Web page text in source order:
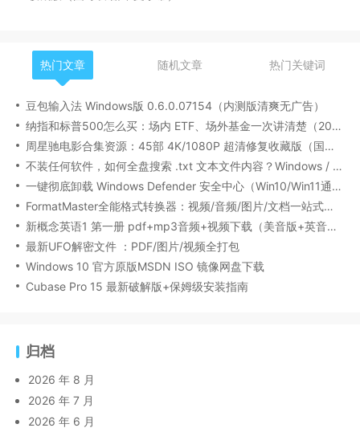
热门文章 随机文章 热门关键词
豆包输入法 Windows版 0.6.0.07154（内测版清爽无广告）
纳指和标普500怎么买：场内 ETF、场外基金一次讲清楚（2026 最新版）
周星驰电影合集资源：45部 4K/1080P 超清修复收藏版（国粤双语/中文字幕）
不装任何软件，如何全盘搜索 .txt 文本文件内容？Windows / Linux / macOS 的命令行指南
一键彻底卸载 Windows Defender 安全中心（Win10/Win11通用）
FormatMaster全能格式转换器：视频/音频/图片/文档一站式搞定
新概念英语1 第一册 pdf+mp3音频+视频下载（美音版+英音版）
最新UFO解密文件 ：PDF/图片/视频全打包
Windows 10 官方原版MSDN ISO 镜像网盘下载
Cubase Pro 15 最新破解版+保姆级安装指南
归档
2026 年 8 月
2026 年 7 月
2026 年 6 月